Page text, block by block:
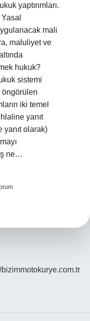
yaptırımları.
mali
maluliyet ve
hukuk?
sistemi
öngörülen
iki temel
yanıt
yanıt olarak)
ne…
bizimmotokurye.com.tr